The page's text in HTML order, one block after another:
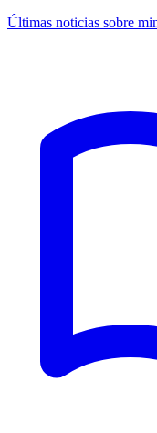
Últimas noticias sobre